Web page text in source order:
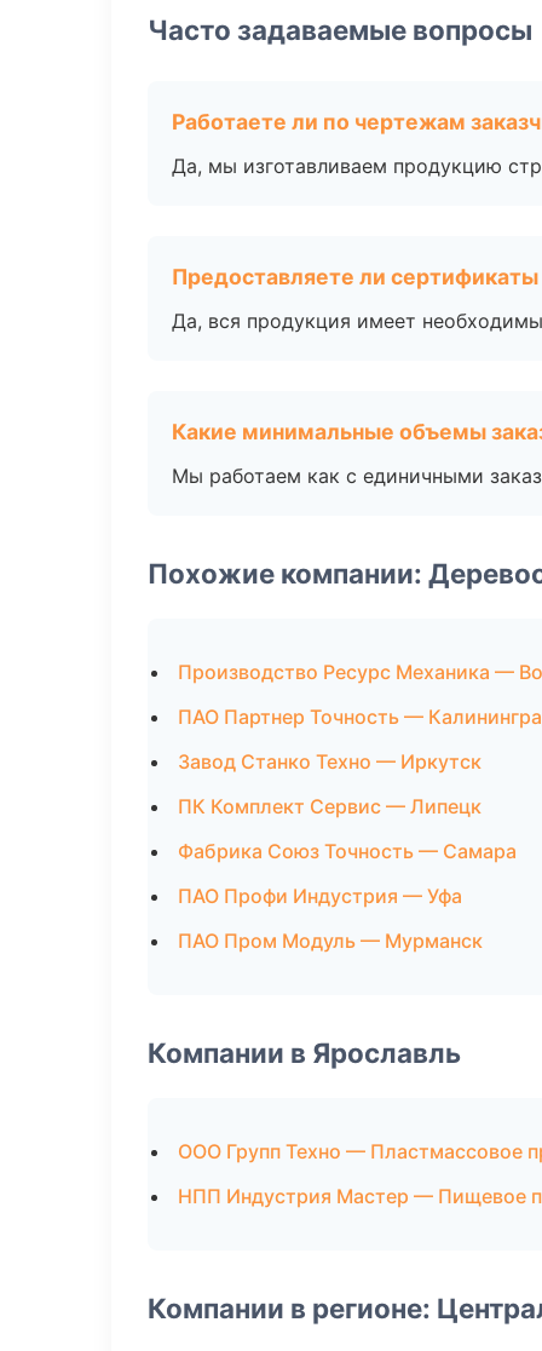
Часто задаваемые вопросы
Работаете ли по чертежам
Да, мы изготавливаем продукцию
Предоставляете ли
Да, вся продукция имеет
Какие минимальные объемы
Мы работаем как с единичными
Похожие компании:
Производство Ресурс Механика —
ПАО Партнер Точность —
Завод Станко Техно — Иркутск
ПК Комплект Сервис — Липецк
Фабрика Союз Точность — Самара
ПАО Профи Индустрия — Уфа
ПАО Пром Модуль — Мурманск
Компании в Ярославль
ООО Групп Техно — Пластмассовое
НПП Индустрия Мастер — Пищевое
Компании в регионе: